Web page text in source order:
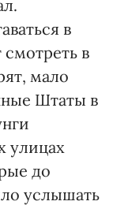
в
в
мало
Штаты в
улицах
до
услышать